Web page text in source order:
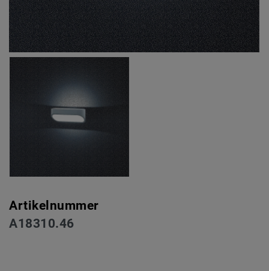
Artikelnummer
A18310.46